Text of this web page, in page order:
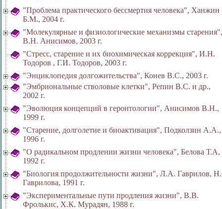
"Проблема практического бессмертия человека", Ханжин
Б.М., 2004 г.
"Молекулярные и физиологические механизмы старения",
В.Н. Анисимов, 2003 г.
"Стресс, старение и их биохимическая коррекция", И.Н.
Тодоров , Г.И. Тодоров, 2003 г.
"Энциклопедия долгожительства", Конев В.С., 2003 г.
"Эмбриональные стволовые клетки", Репин В.С. и др.,
2002 г.
"Эволюция концепций в геронтологии", Анисимов В.Н.,
1999 г.
"Старение, долголетие и биоактивация", Подколзин А.А.,
1996 г.
"О радикальном продлении жизни человека", Белова Т.А,
1992 г.
"Биология продолжительности жизни", Л.А. Гаврилов,
Гаврилова, 1991 г.
"Экспериментальные пути продления жизни", В.В.
Фролькис, X.К. Мурадян, 1988 г.